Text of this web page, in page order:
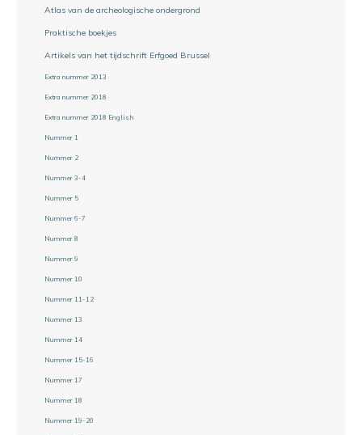
Atlas van de archeologische ondergrond
Praktische boekjes
Artikels van het tijdschrift Erfgoed Brussel
Extra nummer 2013
Extra nummer 2018
Extra nummer 2018 English
Nummer 1
Nummer 2
Nummer 3-4
Nummer 5
Nummer 6-7
Nummer 8
Nummer 9
Nummer 10
Nummer 11-12
Nummer 13
Nummer 14
Nummer 15-16
Nummer 17
Nummer 18
Nummer 19-20